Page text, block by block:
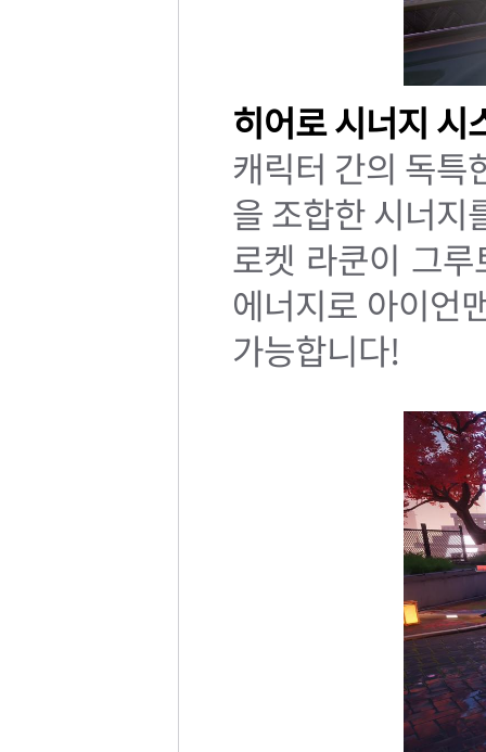
히어로 시너지 시
캐릭터 간의 독특
을 조합한 시너지
로켓 라쿤이 그
에너지로 아이언
가능합니다!